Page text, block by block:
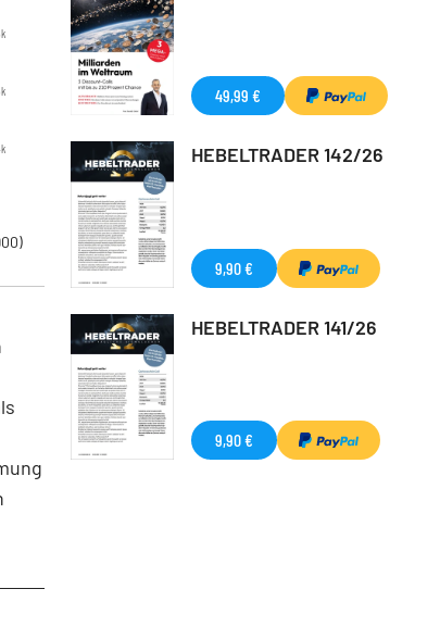
49,99 €
HEBELTRADER 142/26
9,90 €
HEBELTRADER 141/26
9,90 €